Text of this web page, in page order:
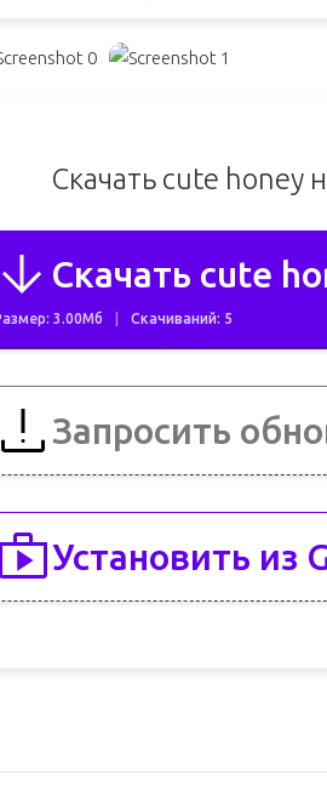
Скачать cute honey
Скачать cute
3.00Мб Скачиваний: 5
Запросить
Установить из